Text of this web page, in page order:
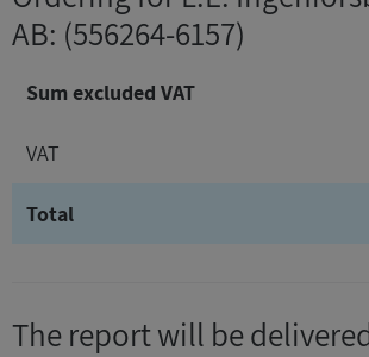
AB: (556264-6157)
Sum excluded VAT
VAT
Total
The report will be